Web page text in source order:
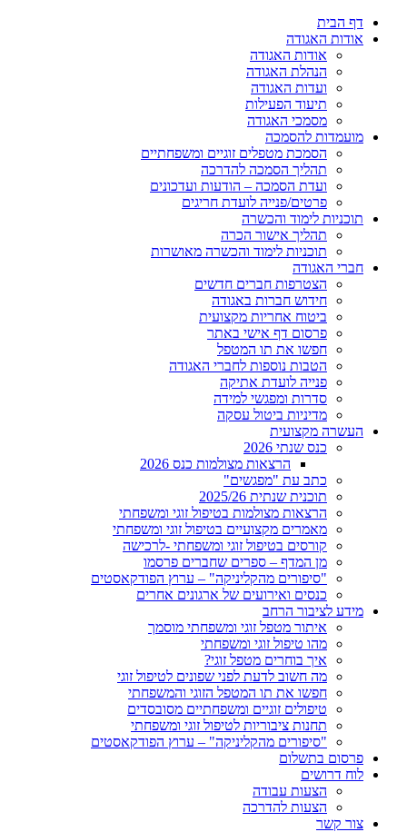
דף הבית
אודות האגודה
אודות האגודה
הנהלת האגודה
ועדות האגודה
תיעוד הפעילות
מסמכי האגודה
מועמדות להסמכה
הסמכת מטפלים זוגיים ומשפחתיים
תהליך הסמכה להדרכה
ועדת הסמכה – הודעות ועדכונים
פרטים/פנייה לועדת חריגים
תוכניות לימוד והכשרה
תהליך אישור הכרה
תוכניות לימוד והכשרה מאושרות
חברי האגודה
הצטרפות חברים חדשים
חידוש חברות באגודה
ביטוח אחריות מקצועית
פרסום דף אישי באתר
חפשו את תו המטפל
הטבות נוספות לחברי האגודה
פנייה לועדת אתיקה
סדרות ומפגשי למידה
מדיניות ביטול עסקה
העשרה מקצועית
כנס שנתי 2026
הרצאות מצולמות כנס 2026
כתב עת "מפגשים"
תוכנית שנתית 2025/26
הרצאות מצולמות בטיפול זוגי ומשפחתי
מאמרים מקצועיים בטיפול זוגי ומשפחתי
קורסים בטיפול זוגי ומשפחתי -לרכישה
מן המדף – ספרים שחברים פרסמו
"סיפורים מהקליניקה" – ערוץ הפודקאסטים
כנסים ואירועים של ארגונים אחרים
מידע לציבור הרחב
איתור מטפל זוגי ומשפחתי מוסמך
מהו טיפול זוגי ומשפחתי
איך בוחרים מטפל זוגי?
מה חשוב לדעת לפני שפונים לטיפול זוגי
חפשו את תו המטפל הזוגי והמשפחתי
טיפולים זוגיים ומשפחתיים מסובסדים
תחנות ציבוריות לטיפול זוגי ומשפחתי
"סיפורים מהקליניקה" – ערוץ הפודקאסטים
פרסום בתשלום
לוח דרושים
הצעות עבודה
הצעות להדרכה
צור קשר